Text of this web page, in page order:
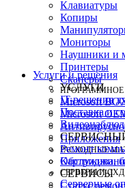
Клавиатуры
Копиры
Мониторы
Наушники и
Принтеры
Сканеры
ПРОГРАММНОЕ
Microsoft
Microsoft
Приложения
РАСХОДНЫЕ
Картриджи,
СЕРВЕРЫ И СХД
Серверные
Услуги и решения
УСЛУГИ
IT-решения
Поставка и
Ремонт
СЕРВИСЫ
Статус